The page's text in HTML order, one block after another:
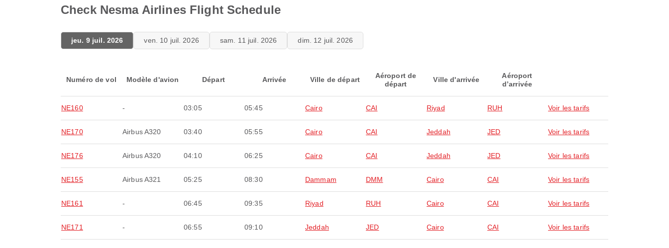
Check Nesma Airlines Flight Schedule
jeu. 9 juil. 2026 ven. 10 juil. 2026 sam. 11 juil. 2026 dim. 12 juil. 2026
Numéro de vol Modèle d'avion Départ Arrivée Ville de départ
Aéroport de
départ
Ville d'arrivée
Aéroport
d’arrivée
NE160 - 03:05 05:45 Cairo CAI Riyad RUH Voir les tarifs
NE170 Airbus A320 03:40 05:55 Cairo CAI Jeddah JED Voir les tarifs
NE176 Airbus A320 04:10 06:25 Cairo CAI Jeddah JED Voir les tarifs
NE155 Airbus A321 05:25 08:30 Dammam DMM Cairo CAI Voir les tarifs
NE161 - 06:45 09:35 Riyad RUH Cairo CAI Voir les tarifs
NE171 - 06:55 09:10 Jeddah JED Cairo CAI Voir les tarifs